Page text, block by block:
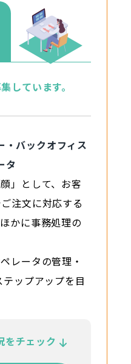
しています。
・バックオフィス
タ
」として、お客
注文に対応する
かに事務処理の
レータの管理・
ップアップを目
をチェック